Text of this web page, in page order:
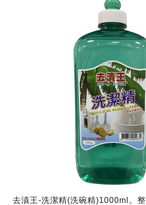
去漬王-洗潔精(洗碗精)1000ml。整